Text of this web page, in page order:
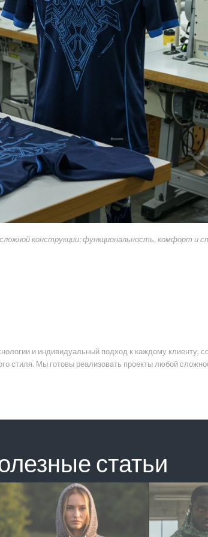
конструкции: функциональность, комфорт и
и индивидуальный подход к каждому клиенту,
стиля. Мы готовы реализовать проекты любой
статьи